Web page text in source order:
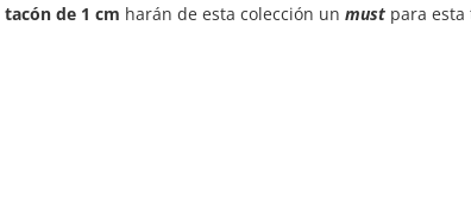
tacón de 1 cm harán de esta colección un must para esta